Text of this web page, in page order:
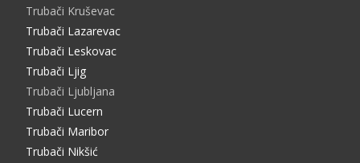
Trubači Kruševac
Trubači Lazarevac
Trubači Leskovac
Trubači Ljig
Trubači Ljubljana
Trubači Lucern
Trubači Maribor
Trubači Nikšić